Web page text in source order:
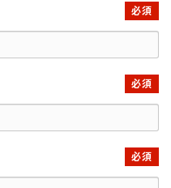
必須
必須
必須